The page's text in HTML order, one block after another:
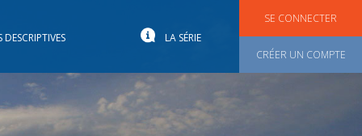
SE CONNECTER
CRÉER UN COMPTE
DESCRIPTIVES LA SÉRIE